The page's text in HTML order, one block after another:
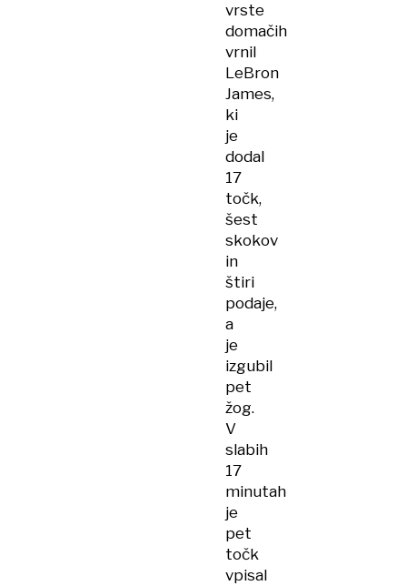
vrste
domačih
vrnil
LeBron
James,
ki
je
dodal
17
točk,
šest
skokov
in
štiri
podaje,
a
je
izgubil
pet
žog.
V
slabih
17
minutah
je
pet
točk
vpisal